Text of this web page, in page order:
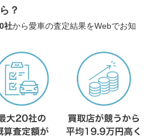
？
社から愛車の査定結果をWebでお知